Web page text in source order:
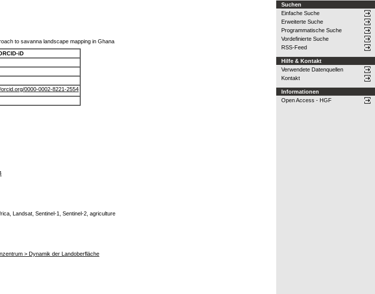
to savanna landscape mapping in Ghana
iD
0000-0002-8221-2554
Landsat, Sentinel-1, Sentinel-2, agriculture
> Dynamik der Landoberfläche
Suchen
Einfache Suche
Erweiterte Suche
Programmatische Suche
Vordefinierte Suche
RSS-Feed
Hilfe & Kontakt
Verwendete Datenquellen
Kontakt
Informationen
Open Access - HGF